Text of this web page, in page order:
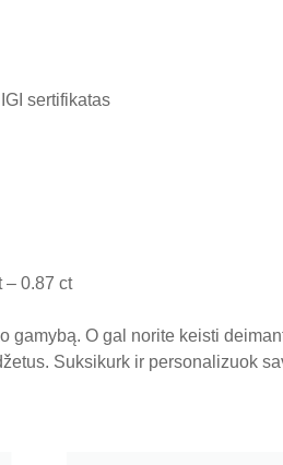
sertifikatas
– 0.87 ct
O gal norite keisti
Suksikurk ir personalizuok